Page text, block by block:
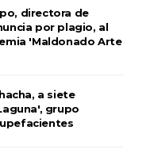
directora de
por plagio, al
'Maldonado Arte
a siete
grupo